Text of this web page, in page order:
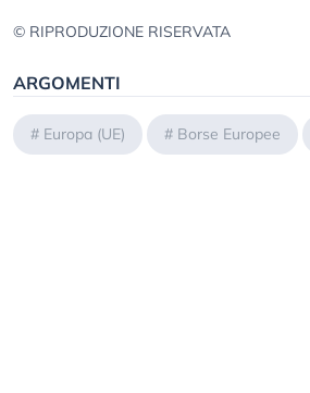
© RIPRODUZIONE RISERVATA
ARGOMENTI
# Europa (UE) # Borse Europee